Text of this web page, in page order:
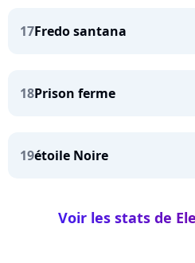
17Fredo santana
18Prison ferme
19étoile Noire
Voir les stats de